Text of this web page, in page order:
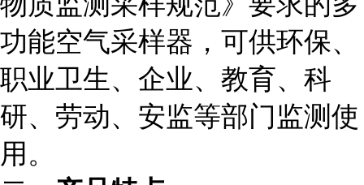
功能空气采样器，可供环保、
职业卫生、企业、教育、科
研、劳动、安监等部门监测使
用。